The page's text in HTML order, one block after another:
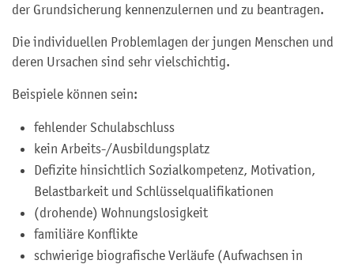
der Grundsicherung kennenzulernen und zu beantragen.
Die individuellen Problemlagen der jungen Menschen und
deren Ursachen sind sehr vielschichtig.
Beispiele können sein:
fehlender Schulabschluss
kein Arbeits-/Ausbildungsplatz
Defizite hinsichtlich Sozialkompetenz, Motivation,
Belastbarkeit und Schlüsselqualifikationen
(drohende) Wohnungslosigkeit
familiäre Konflikte
schwierige biografische Verläufe (Aufwachsen in